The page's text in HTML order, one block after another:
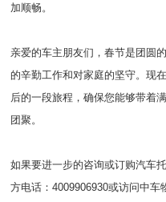
加顺畅。
亲爱的车主朋友们，春节是团圆
的辛勤工作和对家庭的坚守。现
后的一段旅程，确保您能够带着
团聚。
如果要进一步的咨询或订购汽车
方电话：4009906930或访问中车